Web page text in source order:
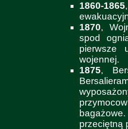
1860-1865
1870,
spod
pierwsze
wojennej.
1875,
przeciętną